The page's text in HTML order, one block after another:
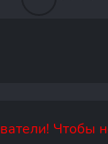
Чтобы